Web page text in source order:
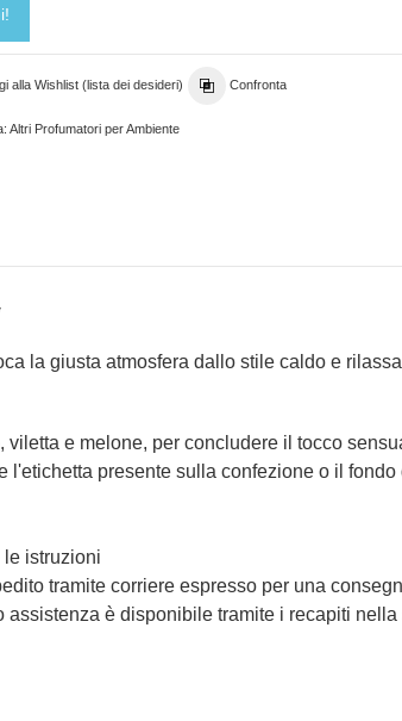
alla Wishlist (lista dei desideri) Confronta
Altri Profumatori per Ambiente
la giusta atmosfera dallo stile caldo e
viletta e melone, per concludere il tocco
l'etichetta presente sulla confezione o il fondo
istruzioni
tramite corriere espresso per una
è disponibile tramite i recapiti